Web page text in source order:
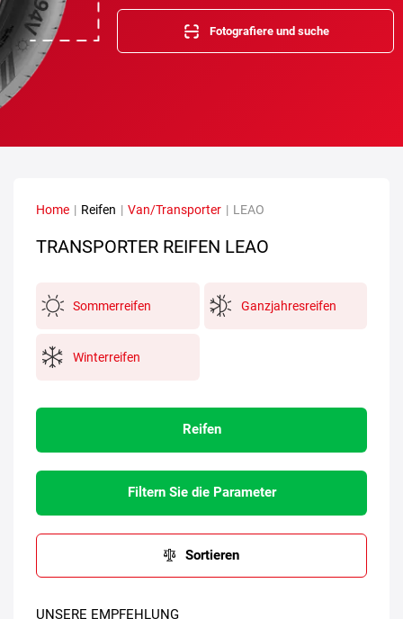
Fotografiere und suche
Home | Reifen | Van/Transporter | LEAO
TRANSPORTER REIFEN LEAO
Sommerreifen Ganzjahresreifen
Winterreifen
Reifen
Filtern Sie die Parameter
Sortieren
UNSERE EMPFEHLUNG